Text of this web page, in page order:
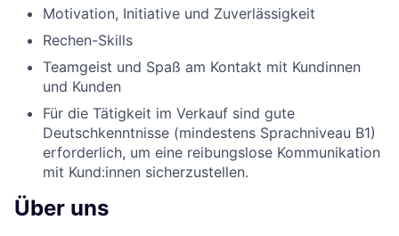
Motivation, Initiative und Zuverlässigkeit
Rechen-Skills
Teamgeist und Spaß am Kontakt mit Kundinnen
und Kunden
Für die Tätigkeit im Verkauf sind gute
Deutschkenntnisse (mindestens Sprachniveau B1)
erforderlich, um eine reibungslose Kommunikation
mit Kund:innen sicherzustellen.
Über uns